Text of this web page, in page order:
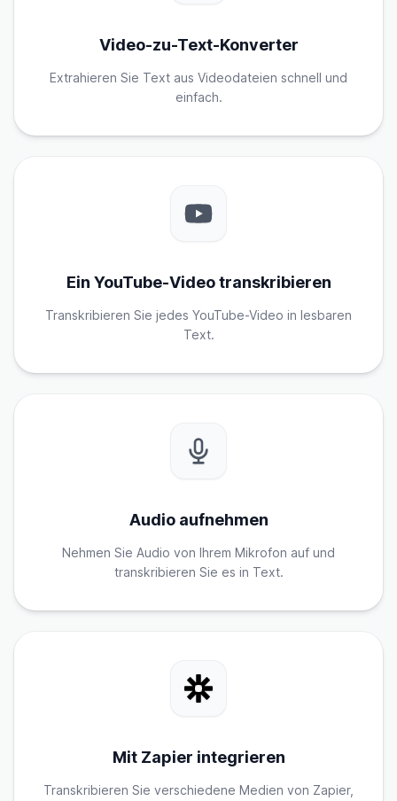
Video-zu-Text-Konverter
Extrahieren Sie Text aus Videodateien schnell und
einfach.
Ein YouTube-Video transkribieren
Transkribieren Sie jedes YouTube-Video in lesbaren
Text.
Audio aufnehmen
Nehmen Sie Audio von Ihrem Mikrofon auf und
transkribieren Sie es in Text.
Mit Zapier integrieren
Transkribieren Sie verschiedene Medien von Zapier,